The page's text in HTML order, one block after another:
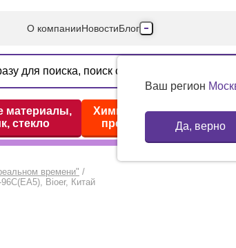
О компанииНовостиБлог
Производители
Партнеры
Контакты
Ваш регион
Да, верно
материалы,
стекло
Химические реактивы,
препараты, наборы
времени" /
Bioer, Китай